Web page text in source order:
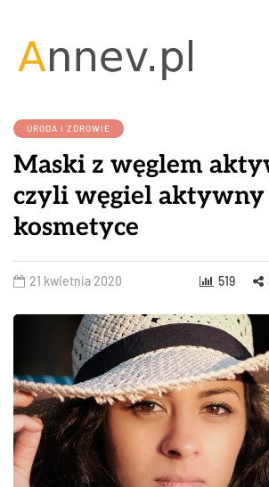
URODA I ZDROWIE
Maski z węglem
czyli węgiel
kosmetyce
21 kwietnia 2020 519